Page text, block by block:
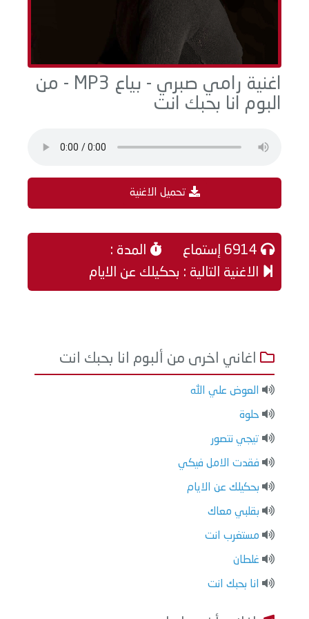
اغنية رامي صبري - بياع MP3 - من
البوم انا بحبك انت
تحميل الاغنية
المدة :
الاغنية التالية : بحكيلك عن الايام
اغاني اخرى من ألبوم انا بحبك انت
العوض علي الله
حلوة
تيجي نتصور
فقدت الامل فيكي
بحكيلك عن الايام
بقلبي معاك
مستغرب انت
غلطان
انا بحبك انت